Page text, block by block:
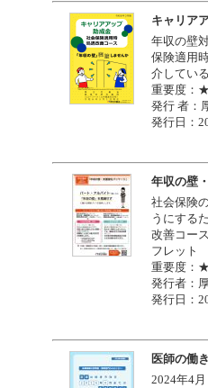
キャリア
年収の壁
保険適用
介してい
重要度
発行 者：
発行日：
年収の壁
社会保険
うにする
改善コー
フレット
重要度
発行者：
発行日：
医師の働
2024年4